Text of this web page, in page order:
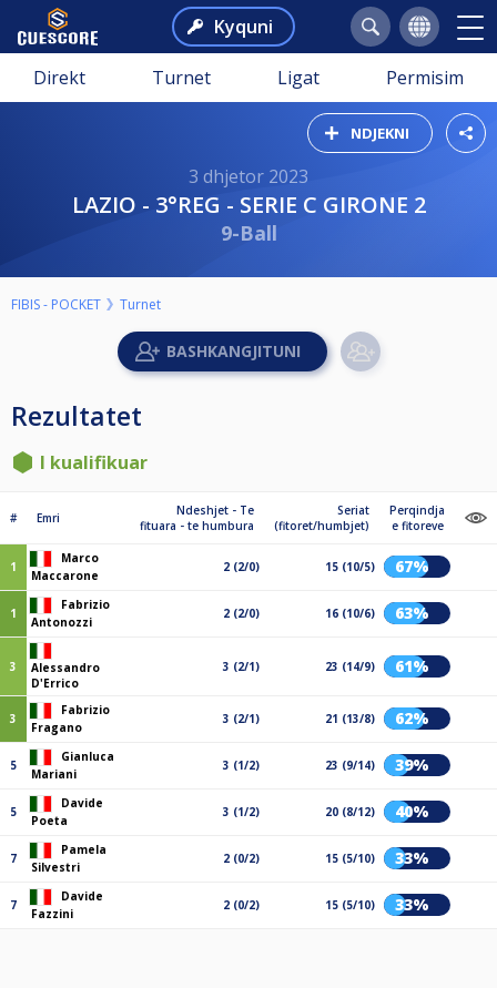
Kyquni
Direkt Turnet Ligat Permisim
NDJEKNI
3 dhjetor 2023
LAZIO - 3°REG - SERIE C GIRONE 2
9-Ball
FIBIS - POCKET Turnet
Rezultatet
I kualifikuar
# Emri
Ndeshjet - Te
fituara - te humbura
Seriat
(fitoret/humbjet)
Perqindja
e fitoreve
1
Marco
Maccarone
2 (2/0) 15 (10/5) 67%
1
Fabrizio
Antonozzi
2 (2/0) 16 (10/6) 63%
3
Alessandro
D'Errico
3 (2/1) 23 (14/9) 61%
3
Fabrizio
Fragano
3 (2/1) 21 (13/8) 62%
5
Gianluca
Mariani
3 (1/2) 23 (9/14) 39%
5
Davide
Poeta
3 (1/2) 20 (8/12) 40%
7
Pamela
Silvestri
2 (0/2) 15 (5/10) 33%
7
Davide
Fazzini
2 (0/2) 15 (5/10) 33%